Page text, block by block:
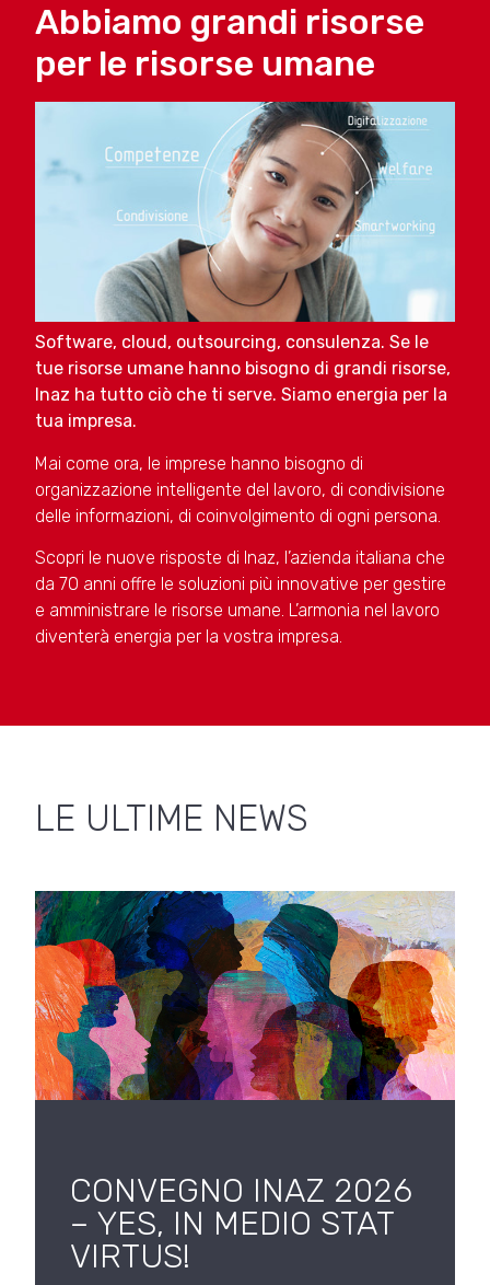
Abbiamo grandi risorse
per le risorse umane
Software, cloud, outsourcing, consulenza. Se le
tue risorse umane hanno bisogno di grandi risorse,
Inaz ha tutto ciò che ti serve. Siamo energia per la
tua impresa.
Mai come ora, le imprese hanno bisogno di
organizzazione intelligente del lavoro, di condivisione
delle informazioni, di coinvolgimento di ogni persona.
Scopri le nuove risposte di Inaz, l’azienda italiana che
da 70 anni offre le soluzioni più innovative per gestire
e amministrare le risorse umane. L’armonia nel lavoro
diventerà energia per la vostra impresa.
LE ULTIME NEWS
CONVEGNO INAZ 2026
– YES, IN MEDIO STAT
VIRTUS!